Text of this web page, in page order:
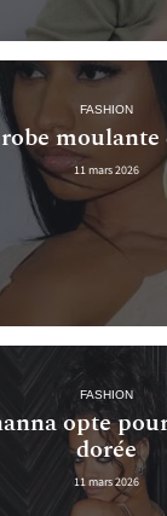
FASHION
11 mars 2026
FASHION
opte
dorée
11 mars 2026